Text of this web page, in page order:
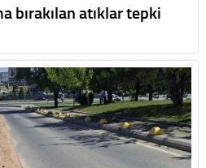
bırakılan atıklar tepki